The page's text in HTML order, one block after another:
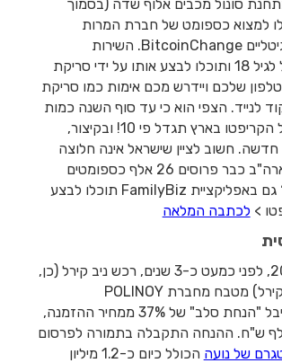
סונול מכבים אלוף שדה (בסמוך
תוכלו למצוא כספומט של חברת המרות
המטבעות הדיגיטליים BitcoinChange. השירות
בכספומט יוגבל לגיל 18 ותוכלו לבצע אותו על ידי סריקת
שלכם ויידרש מכם אימות כמו סריקת
לנייד. הצפי הוא כי עד סוף השנה כמות
הכספומטים של הקריפטו בארץ תגדל פי 10! ובקיצור,
חדשה. חשוב לציין שישראל אינה חלוצה
בתחום, שכן בארה"ב כבר פרוסים 26 אלף כספומטים
כאלה. הידעת? גם באפליקציית FamilyBiz תוכלו לבצע
> לכתבה המלאה
בספטמבר 2019, לפני כמעט כ-3 שנים, רכש ניב קירל (כן,
אחיה של נועה קירל) מטבח מחברת POLINOY
OUTDOOR וקיבל "הנחת סלב" של 37% ממחיר ההזמנה,
כ-15 אלף ש"ח. ההנחה התקבלה בתמורה לפרסום
של נועה
הכולל כיום כ-1.2 מיליון